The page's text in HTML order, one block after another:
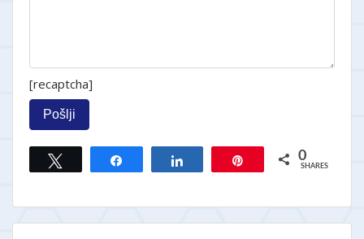
[recaptcha]
0
SHARES